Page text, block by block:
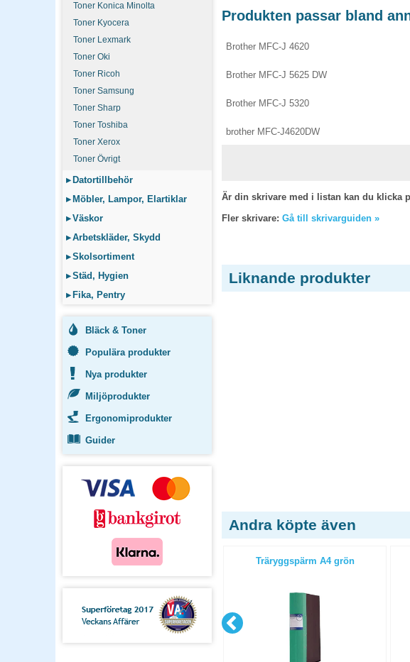
Toner Konica Minolta
Toner Kyocera
Toner Lexmark
Toner Oki
Toner Ricoh
Toner Samsung
Toner Sharp
Toner Toshiba
Toner Xerox
Toner Övrigt
▸ Datortillbehör
▸ Möbler, Lampor, Elartiklar
▸Väskor
▸Arbetskläder, Skydd
▸Skolsortiment
▸Städ, Hygien
▸ Fika, Pentry
Bläck & Toner
Populära produkter
Nya produkter
Miljöprodukter
Ergonomiprodukter
Guider
Produkten passar bland
Brother MFC-J 4620
Brother MFC-J 5625 DW
Brother MFC-J 5320
brother MFC-J4620DW
Är din skrivare med i listan kan du klicka
Fler skrivare: Gå till skrivarguiden »
Liknande produkter
Andra köpte även
Träryggspärm A4 1/2 gul Träryggspärm A4 grön